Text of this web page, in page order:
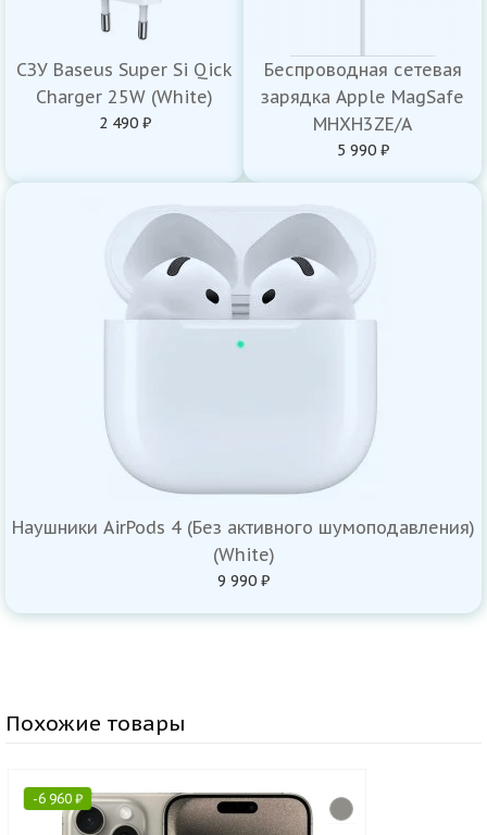
СЗУ Baseus Super Si Qick
Charger 25W (White)
2 490 ₽
Беспроводная сетевая
зарядка Apple MagSafe
MHXH3ZE/A
5 990 ₽
Наушники AirPods 4 (Без активного шумоподавления)
(White)
9 990 ₽
Похожие товары
-6 960₽